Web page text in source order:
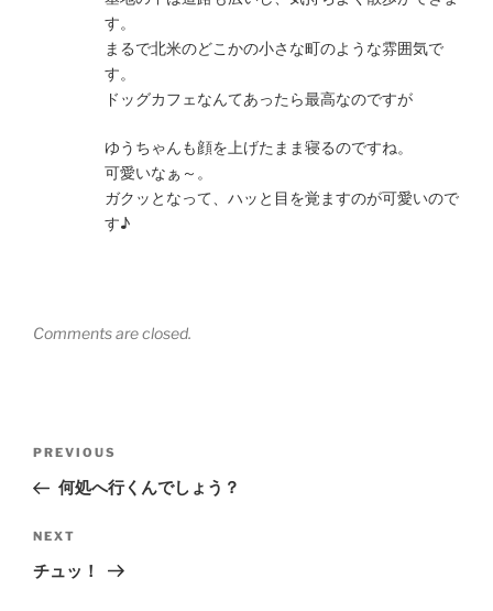
す。
まるで北米のどこかの小さな町のような雰囲気で
す。
ドッグカフェなんてあったら最高なのですが
ゆうちゃんも顔を上げたまま寝るのですね。
可愛いなぁ～。
ガクッとなって、ハッと目を覚ますのが可愛いので
す♪
Comments are closed.
Previous
Post
PREVIOUS
何処へ行くんでしょう？
Next
Post
NEXT
チュッ！